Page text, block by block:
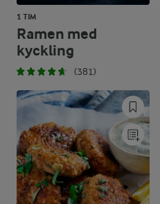
1 TIM
Ramen med
kyckling
(381)